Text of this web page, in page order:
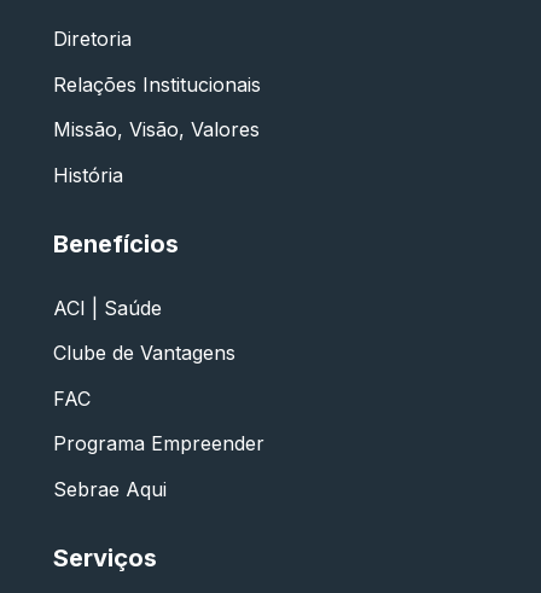
Diretoria
Relações Institucionais
Missão, Visão, Valores
História
Benefícios
ACI | Saúde
Clube de Vantagens
FAC
Programa Empreender
Sebrae Aqui
Serviços